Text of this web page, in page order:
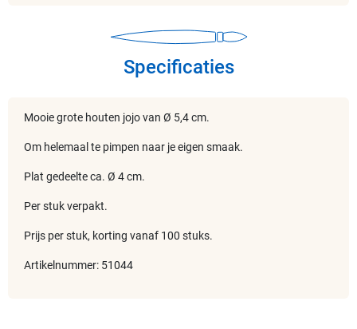
Specificaties
Mooie grote houten jojo van Ø 5,4 cm.
Om helemaal te pimpen naar je eigen smaak.
Plat gedeelte ca. Ø 4 cm.
Per stuk verpakt.
Prijs per stuk, korting vanaf 100 stuks.
Artikelnummer: 51044